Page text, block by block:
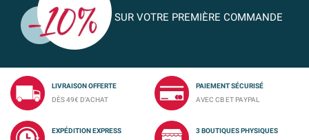
SUR VOTRE PREMIÈRE COMMANDE
LIVRAISON OFFERTE
DÈS 49€ D'ACHAT
PAIEMENT SÉCURISÉ
AVEC CB ET PAYPAL
EXPÉDITION EXPRESS
3 BOUTIQUES PHYSIQUES